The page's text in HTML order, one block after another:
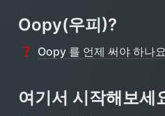
Oopy(우피)?
Oopy 를 언제 써야 하나
여기서 시작해보세